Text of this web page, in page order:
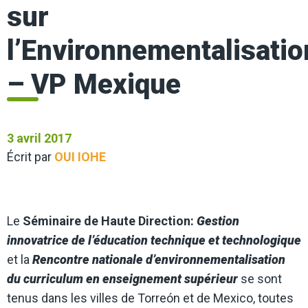
sur
– VP Mexique
3 avril 2017
Écrit par OUI IOHE
Le Séminaire de Haute Direction: Gestion
innovatrice de l’éducation technique et technologique
et la Rencontre nationale d’environnementalisation
du curriculum en enseignement supérieur se sont
tenus dans les villes de Torreón et de Mexico, toutes